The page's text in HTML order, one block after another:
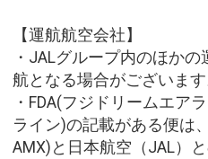
【運航航空会社】
・JALグループ内のほか
航となる場合がございます
・FDA(フジドリームエア
ライン)の記載がある便は
AMX)と日本航空（JAL）